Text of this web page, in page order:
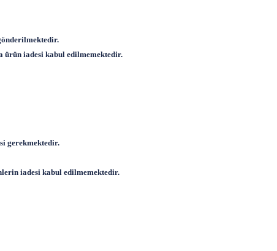
ürün iadesi kabul edilmemektedir.
gerekmektedir.
iadesi kabul edilmemektedir.